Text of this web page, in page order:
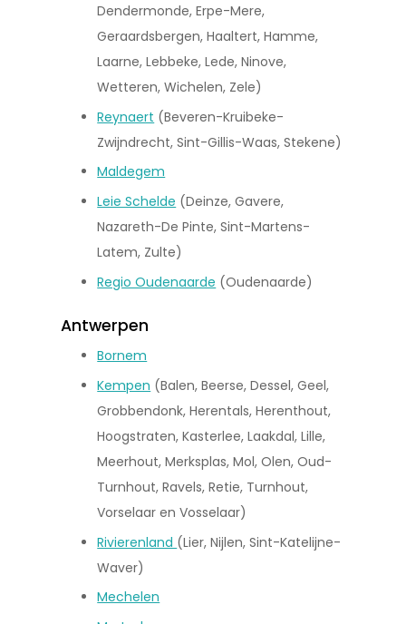
Dendermonde, Erpe-Mere,
Geraardsbergen, Haaltert, Hamme,
Laarne, Lebbeke, Lede, Ninove,
Wetteren, Wichelen, Zele)
Reynaert (Beveren-Kruibeke-
Zwijndrecht, Sint-Gillis-Waas, Stekene)
Maldegem
Leie Schelde (Deinze, Gavere,
Nazareth-De Pinte, Sint-Martens-
Latem, Zulte)
Regio Oudenaarde (Oudenaarde)
Antwerpen
Bornem
Kempen (Balen, Beerse, Dessel, Geel,
Grobbendonk, Herentals, Herenthout,
Hoogstraten, Kasterlee, Laakdal, Lille,
Meerhout, Merksplas, Mol, Olen, Oud-
Turnhout, Ravels, Retie, Turnhout,
Vorselaar en Vosselaar)
Rivierenland (Lier, Nijlen, Sint-Katelijne-
Waver)
Mechelen